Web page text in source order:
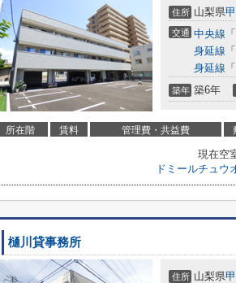
住所 山梨県
交通 中央線 「
身延線 「
身延線 「
築年 築6年
所在階 賃料 管理費・共益費
現在空
ドミールチュウ
樋川貸事務所
住所 山梨県